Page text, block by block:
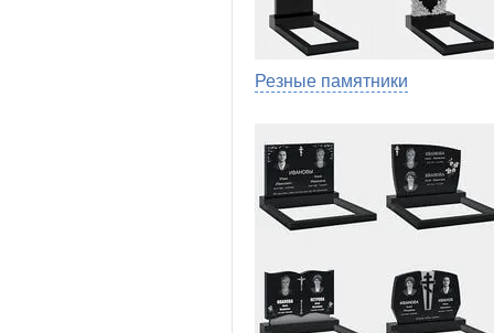
Резные памятники